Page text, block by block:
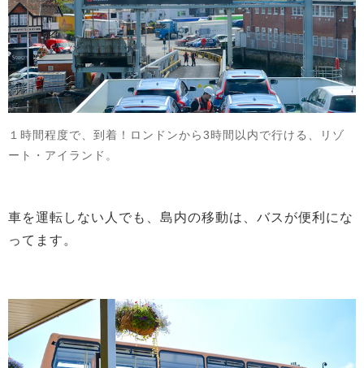
１時間程度で、到着！ロンドンから3時間以内で行ける、リゾ
ート・アイランド。
車を運転しない人でも、島内の移動は、バスが便利にな
ってます。